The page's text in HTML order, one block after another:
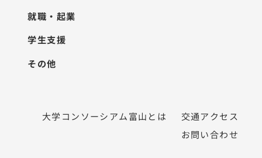
就職・起業
学生支援
その他
大学コンソーシアム富山とは
交通アクセス
お問い合わせ